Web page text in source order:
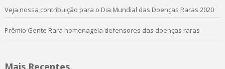
Veja nossa contribuição para o Dia Mundial das Doenças Raras 2020
Prêmio Gente Rara homenageia defensores das doenças raras
Mais Recentes